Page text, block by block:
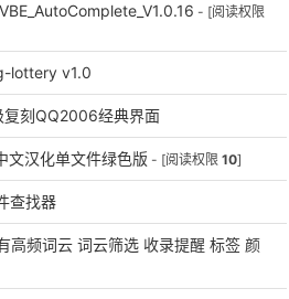
- [阅读权限
lottery v1.0
复刻QQ2006经典界面
汉化单文件绿色版 - [阅读权限 10]
查找器
高频词云 词云筛选 收录提醒 标签 颜